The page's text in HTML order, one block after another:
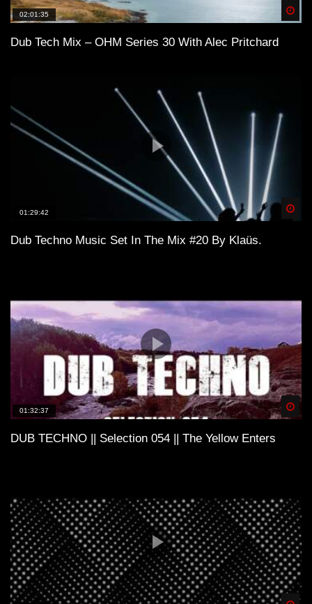
02:01:35
Dub Tech Mix – OHM Series 30 With Alec Pritchard
01:29:42
Dub Techno Music Set In The Mix #20 By Klaüs.
01:32:37
DUB TECHNO || Selection 054 || The Yellow Enters